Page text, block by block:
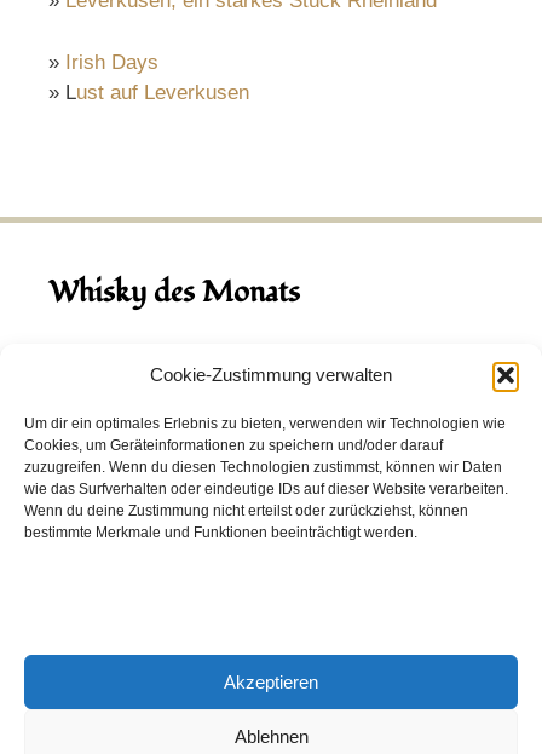
Cookie-Zustimmung verwalten
Um dir ein optimales Erlebnis zu bieten, verwenden wir Technologien wie
Cookies, um Geräteinformationen zu speichern und/oder darauf
zuzugreifen. Wenn du diesen Technologien zustimmst, können wir Daten
wie das Surfverhalten oder eindeutige IDs auf dieser Website verarbeiten.
Wenn du deine Zustimmung nicht erteilst oder zurückziehst, können
bestimmte Merkmale und Funktionen beeinträchtigt werden.
Akzeptieren
Ablehnen
» Irish Days
» Lust auf Leverkusen
Whisky des Monats
August 2026
Hinch Double Wood
Destillerie:Hinch(Irland)
Single Malt, 43.0%
Peated: Nein
in den Whiskys des Monats.